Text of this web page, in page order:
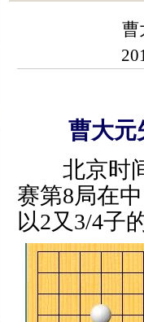
曹
曹大元失
北京时间
赛第8局在
以2又3/4子